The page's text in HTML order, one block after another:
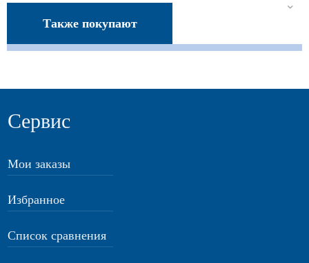
Также покупают
Сервис
Мои заказы
Избранное
Список сравнения